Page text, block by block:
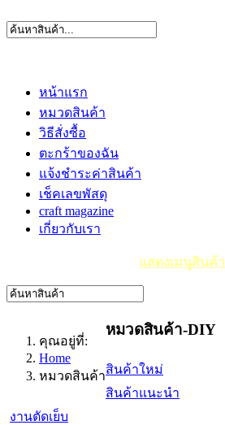
หน้าแรก
หมวดสินค้า
วิธีสั่งซื้อ
ตะกร้าของฉัน
แจ้งชำระค่าสินค้า
เช็คเลขพัสดุ
craft magazine
เกี่ยวกับเรา
แสดงเมนูสินค้า
คุณอยู่ที่:
Home
หมวดสินค้า
หมวดสินค้า-DIY
สินค้าใหม่
สินค้าแนะนำ
งานตัดเย็บ